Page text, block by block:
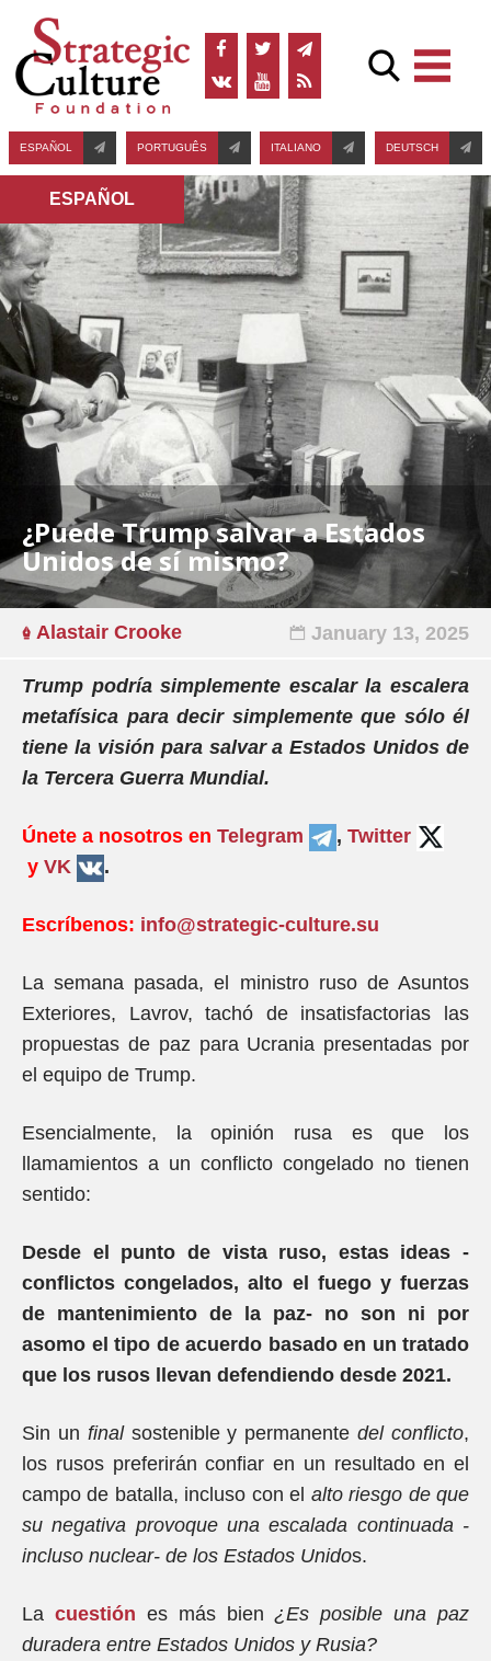
ESPAÑOL PORTUGUÊS ITALIANO DEUTSCH
ESPAÑOL
¿Puede Trump salvar a Estados
Unidos de sí mismo?
Alastair Crooke January 13, 2025
Trump podría simplemente escalar la escalera
metafísica para decir simplemente que sólo él
tiene la visión para salvar a Estados Unidos de
la Tercera Guerra Mundial.
Únete a nosotros en Telegram , Twitter
y VK .
Escríbenos: info@strategic-culture.su
La semana pasada, el ministro ruso de Asuntos
Exteriores, Lavrov, tachó de insatisfactorias las
propuestas de paz para Ucrania presentadas por
el equipo de Trump.
Esencialmente, la opinión rusa es que los
llamamientos a un conflicto congelado no tienen
sentido:
Desde el punto de vista ruso, estas ideas -
conflictos congelados, alto el fuego y fuerzas
de mantenimiento de la paz- no son ni por
asomo el tipo de acuerdo basado en un tratado
que los rusos llevan defendiendo desde 2021.
Sin un finalsostenible y permanentedel conflicto,
los rusos preferirán confiar en un resultado en el
campo de batalla, incluso con el alto riesgo de que
su negativa provoque una escalada continuada -
incluso nuclear- de los Estados Unidos.
La cuestión es más bien¿Es posible una paz
duradera entre Estados Unidos y Rusia?